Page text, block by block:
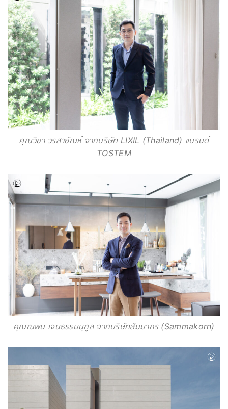
คุณวิชา วรสายัณห์ จากบริษัท LIXIL (Thailand) แบรนด์
TOSTEM
คุณณพน เจนธรรมนุกูล จากบริษัทสัมมากร (Sammakorn)